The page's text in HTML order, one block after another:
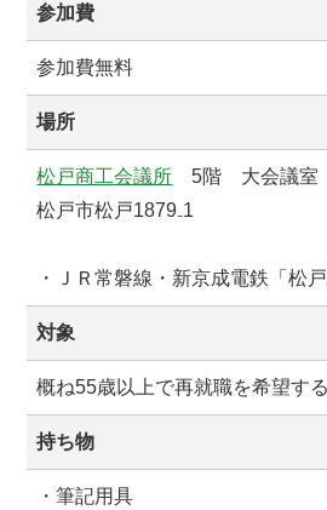
参加費
参加費無料
場所
松戸商工会議所 5階 大会議室
松戸市松戸1879₋1
・ＪＲ常磐線・新京成電鉄「松
対象
概ね55歳以上で再就職を希望す
持ち物
・筆記用具